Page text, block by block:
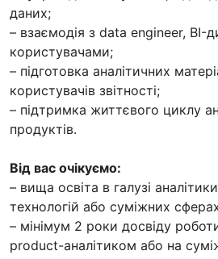
даних;
– взаємодія з data engineer, BI-
користувачами;
– підготовка аналітичних
користувачів звітності;
– підтримка життєвого циклу
продуктів.
Від вас очікуємо:
– вища освіта в галузі
технологій або суміжних
– мінімум 2 роки досвіду
product-аналітиком або на